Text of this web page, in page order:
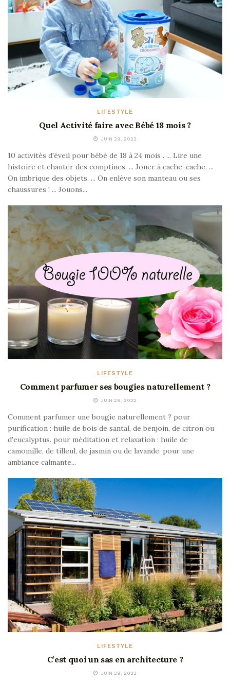
LIFESTYLE
Quel Activité faire avec Bébé 18 mois ?
JUIN 29, 2022
10 activités d'éveil pour bébé de 18 à 24 mois . ... Lire une
histoire et chanter des comptines. ... Jouer à cache-cache. ...
On imbrique des objets. ... On enlève son manteau ou ses
chaussures ! ... Jouons...
LIFESTYLE
Comment parfumer ses bougies naturellement ?
JUIN 29, 2022
Comment parfumer une bougie naturellement ? pour
purification : huile de bois de santal, de benjoin, de citron ou
d'eucalyptus. pour méditation et relaxation : huile de
camomille, de tilleul, de jasmin ou de lavande. pour une
ambiance calmante...
LIFESTYLE
C’est quoi un sas en architecture ?
JUIN 29, 2022